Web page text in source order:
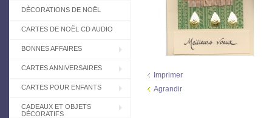
DÉCORATIONS DE NOËL
CARTES DE NOËL CD AUDIO
BONNES AFFAIRES
CARTES ANNIVERSAIRES
CARTES POUR ENFANTS
CADEAUX ET OBJETS
DÉCORATIFS
Imprimer
Agrandir